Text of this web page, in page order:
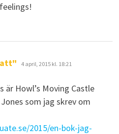
skriver:
4 april, 2015 kl. 18:21
är Howl’s Moving Castle
Jones som jag skrev om
2015/en-bok-jag-